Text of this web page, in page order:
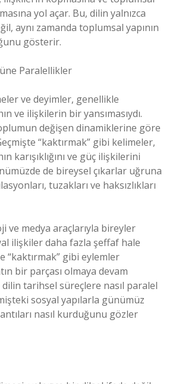
yol açar. Bu, dilin yalnızca
aynı zamanda toplumsal yapının
gösterir.
Paralellikler
ve deyimler, genellikle
ve ilişkilerin bir yansımasıydı.
değişen dinamiklerine göre
“kaktırmak” gibi kelimeler,
karışıklığını ve güç ilişkilerini
de bireysel çıkarlar uğruna
tuzakları ve haksızlıkları
ve medya araçlarıyla bireyler
ilişkiler daha fazla şeffaf hale
“kaktırmak” gibi eylemler
bir parçası olmaya devam
tarihsel süreçlere nasıl paralel
sosyal yapılarla günümüz
nasıl kurduğunu gözler